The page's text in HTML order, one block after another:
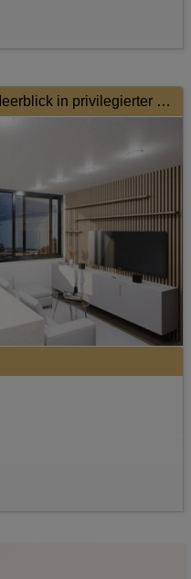
Exklusives Designer-Loft mit Meerblick in privilegierter Lage von Palma